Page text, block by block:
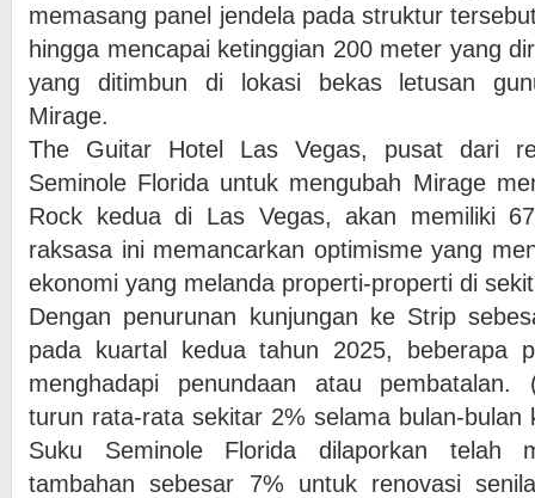
memasang panel jendela pada struktur
hingga mencapai ketinggian 200 meter yang
yang ditimbun di lokasi bekas letusan
Mirage.
The Guitar Hotel Las Vegas, pusat dari
Seminole Florida untuk mengubah Mirage
Rock kedua di Las Vegas, akan memiliki
raksasa ini memancarkan optimisme yang
ekonomi yang melanda properti-properti di
Dengan penurunan kunjungan ke Strip
pada kuartal kedua tahun 2025, beberapa
menghadapi penundaan atau pembatalan.
turun rata-rata sekitar 2% selama bulan-bulan
Suku Seminole Florida dilaporkan telah
tambahan sebesar 7% untuk renovasi